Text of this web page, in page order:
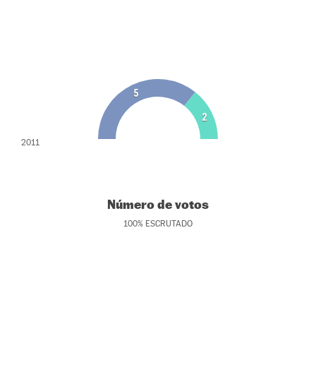
5
2
2011
Número de votos
100% ESCRUTADO